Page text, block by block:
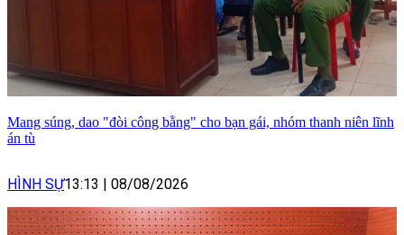
Mang súng, dao "đòi công bằng" cho bạn gái, nhóm thanh niên lĩnh
án tù
HÌNH SỰ13:13 08/08/2026